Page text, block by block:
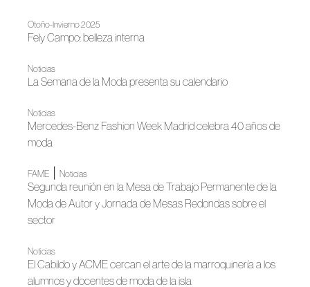
Otoño-Invierno 2025
Fely Campo: belleza interna
Noticias
La Semana de la Moda presenta su calendario
Noticias
Mercedes-Benz Fashion Week Madrid celebra 40 años de
moda
FAME Noticias
Segunda reunión en la Mesa de Trabajo Permanente de la
Moda de Autor y Jornada de Mesas Redondas sobre el
sector
Noticias
El Cabildo y ACME cercan el arte de la marroquinería a los
alumnos y docentes de moda de la isla